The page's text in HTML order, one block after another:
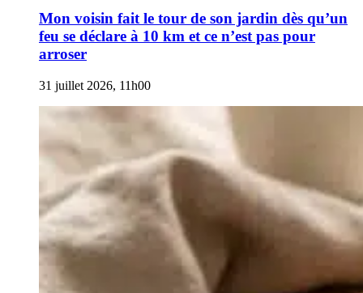
Mon voisin fait le tour de son jardin dès qu’un
feu se déclare à 10 km et ce n’est pas pour
arroser
31 juillet 2026, 11h00